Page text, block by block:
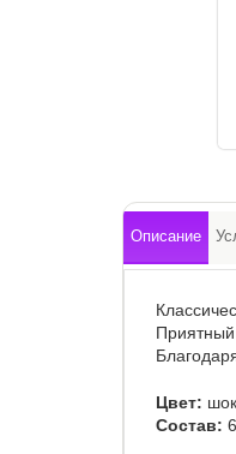
Описание
Приятный
Цвет:
Состав: